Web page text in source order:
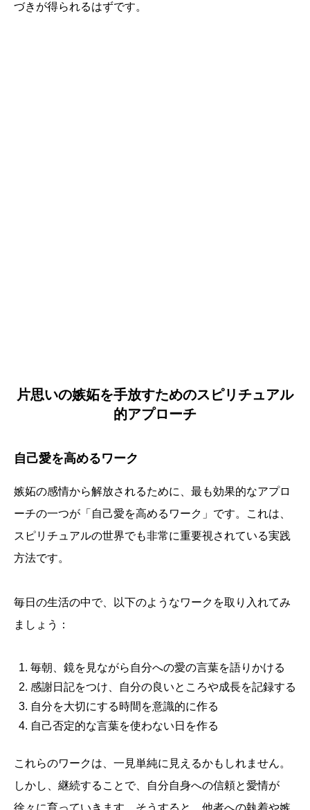
づきが得られるはずです。
片思いの嫉妬を手放すためのスピリチュアル
的アプローチ
自己愛を高めるワーク
嫉妬の感情から解放されるために、最も効果的なアプロ
ーチの一つが「自己愛を高めるワーク」です。これは、
スピリチュアルの世界でも非常に重要視されている実践
方法です。
毎日の生活の中で、以下のようなワークを取り入れてみ
ましょう：
毎朝、鏡を見ながら自分への愛の言葉を語りかける
感謝日記をつけ、自分の良いところや成長を記録する
自分を大切にする時間を意識的に作る
自己否定的な言葉を使わない日を作る
これらのワークは、一見単純に見えるかもしれません。
しかし、継続することで、自分自身への信頼と愛情が
徐々に育っていきます。そうすると、他者への執着や嫉